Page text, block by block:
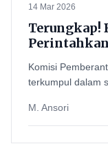
14 Mar 2026
Terungkap!
Komisi
terkumpul dalam
M. Ansori